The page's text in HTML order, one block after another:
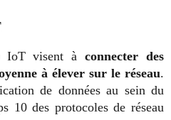
IoT visent à connecter des
à élever sur le réseau.
de données au sein du
10 des protocoles de réseau